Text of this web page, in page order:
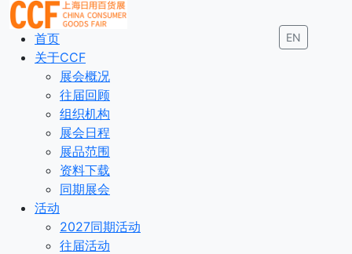
EN
首页
关于CCF
展会概况
往届回顾
组织机构
展会日程
展品范围
资料下载
同期展会
活动
2027同期活动
往届活动